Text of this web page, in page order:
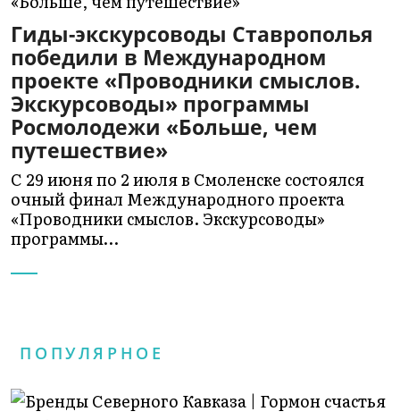
Гиды-экскурсоводы Ставрополья
победили в Международном
проекте «Проводники смыслов.
Экскурсоводы» программы
Росмолодежи «Больше, чем
путешествие»
С 29 июня по 2 июля в Смоленске состоялся
очный финал Международного проекта
«Проводники смыслов. Экскурсоводы»
программы…
ПОПУЛЯРНОЕ